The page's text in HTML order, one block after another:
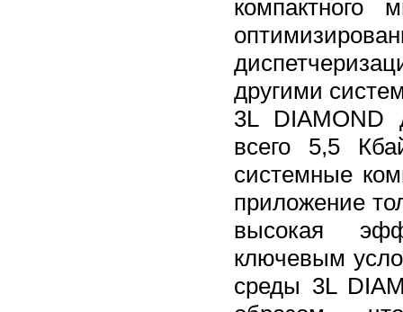
компактного
другими
3L DIAMOND
всего 5,5
системные
приложение
высокая
ключевым
среды 3L